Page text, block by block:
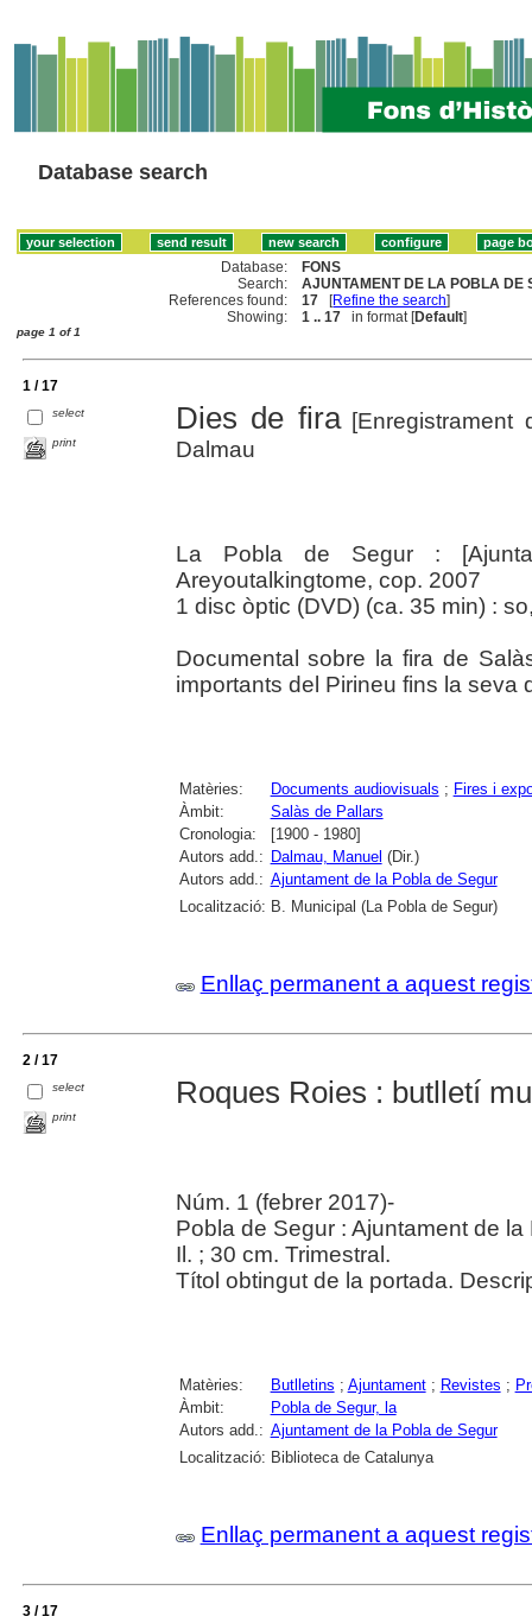
Database search
Database:
FONS
Search:
AJUNTAMENT DE LA POBLA DE
References found:
17 [Refine the search]
Showing:
1 .. 17 in format [Default]
page 1 of 1
1 / 17
select
print
Dies de fira[Enregistrament
Dalmau
La Pobla de Segur :
Areyoutalkingtome, cop. 2007
1 disc òptic (DVD) (ca. 35 min) :
Documental sobre la fira de
importants del Pirineu fins la seva
Matèries: Documents audiovisuals ; Fires i
Àmbit:
Salàs de Pallars
Cronologia:
[1900 - 1980]
Autors add.: Dalmau, Manuel (Dir.)
Autors add.: Ajuntament de la Pobla de Segur
Localització: B. Municipal (La Pobla de Segur)
Enllaç permanent a aquest
2 / 17
select
print
Roques Roies : butlletí
Núm. 1 (febrer 2017)-
Pobla de Segur : Ajuntament de
Il. ; 30 cm. Trimestral.
Títol obtingut de la portada.
Matèries: Butlletins ; Ajuntament; Revistes ;
Àmbit:
Pobla de Segur, la
Autors add.: Ajuntament de la Pobla de Segur
Localització: Biblioteca de Catalunya
Enllaç permanent a aquest
3 / 17